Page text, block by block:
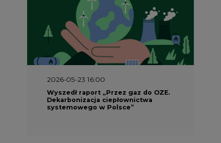
2026-05-23 16:00
Wyszedł raport „Przez gaz do OZE.
Dekarbonizacja ciepłownictwa
systemowego w Polsce”